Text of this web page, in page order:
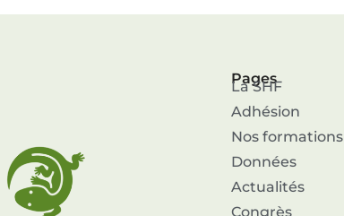
Pages
La SHF
Adhésion
Nos formations
Données
Actualités
Congrès